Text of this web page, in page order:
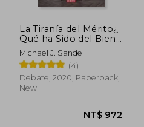
NT$ 1,186
La Tiranía del Mérito¿
Qué ha Sido del Bien
Común? (in Spanish)
Michael J. Sandel
(4)
Debate, 2020, Paperback,
New